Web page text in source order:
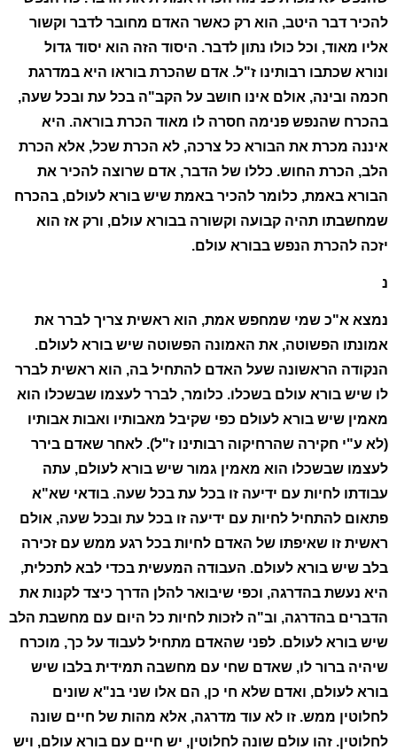
להכיר דבר היטב, הוא רק כאשר האדם מחובר לדבר וקשור
אליו מאוד, וכל כולו נתון לדבר. היסוד הזה הוא יסוד גדול
ונורא שכתבו רבותינו ז"ל. אדם שהכרת בוראו היא במדרגת
חכמה ובינה, אולם אינו חושב על הקב"ה בכל עת ובכל שעה,
בהכרח שהנפש פנימה חסרה לו מאוד הכרת בוראה. היא
איננה מכרת את הבורא כל צרכה, לא הכרת שכל, אלא הכרת
הלב, הכרת החוש. כללו של הדבר, אדם שרוצה להכיר את
הבורא באמת, כלומר להכיר באמת שיש בורא לעולם, בהכרח
שמחשבתו תהיה קבועה וקשורה בבורא עולם, ורק אז הוא
יזכה להכרת הנפש בבורא עולם.
נ
נמצא א"כ שמי שמחפש אמת, הוא ראשית צריך לברר את
אמונתו הפשוטה, את האמונה הפשוטה שיש בורא לעולם.
הנקודה הראשונה שעל האדם להתחיל בה, הוא ראשית לברר
לו שיש בורא עולם בשכלו. כלומר, לברר לעצמו שבשכלו הוא
מאמין שיש בורא לעולם כפי שקיבל מאבותיו ואבות אבותיו
(לא ע"י חקירה שהרחיקוה רבותינו ז"ל). לאחר שאדם בירר
לעצמו שבשכלו הוא מאמין גמור שיש בורא לעולם, עתה
עבודתו לחיות עם ידיעה זו בכל עת בכל שעה. בודאי שא"א
פתאום להתחיל לחיות עם ידיעה זו בכל עת ובכל שעה, אולם
ראשית זו שאיפתו של האדם לחיות בכל רגע ממש עם זכירה
בלב שיש בורא לעולם. העבודה המעשית בכדי לבא לתכלית,
היא נעשת בהדרגה, וכפי שיבואר להלן הדרך כיצד לקנות את
הדברים בהדרגה, וב"ה לזכות לחיות כל היום עם מחשבת הלב
שיש בורא לעולם. לפני שהאדם מתחיל לעבוד על כך, מוכרח
שיהיה ברור לו, שאדם שחי עם מחשבה תמידית בלבו שיש
בורא לעולם, ואדם שלא חי כן, הם אלו שני בנ"א שונים
לחלוטין ממש. זו לא עוד מדרגה, אלא מהות של חיים שונה
לחלוטין. זהו עולם שונה לחלוטין, יש חיים עם בורא עולם, ויש